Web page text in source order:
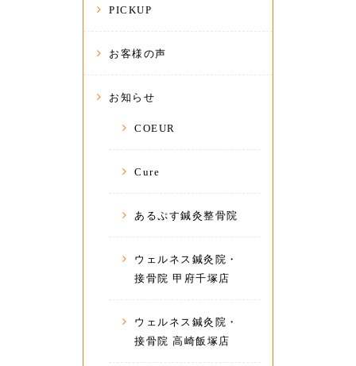
PICKUP
お客様の声
お知らせ
COEUR
Cure
あるぷす鍼灸整骨院
ウェルネス鍼灸院・
接骨院 甲府千塚店
ウェルネス鍼灸院・
接骨院 高崎飯塚店